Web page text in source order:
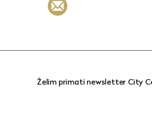
Želim primati newsletter City